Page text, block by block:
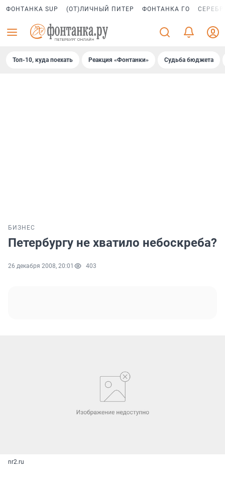
ФОНТАНКА SUP (ОТ)ЛИЧНЫЙ ПИТЕР ФОНТАНКА ГО
Топ-10, куда поехать Реакция «Фонтанки» Судьба бюджета
БИЗНЕС
Петербургу не хватило небоскреба?
26 декабря 2008, 20:01 403
nr2.ru